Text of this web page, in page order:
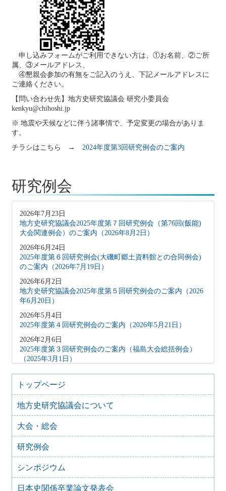
申し込みフォームがご利用できない方は、①お名前、②ご所
属、③メールアドレス、
④懇親会参加の有無をご記入のうえ、下記メールアドレスに
ご連絡ください。
【問い合わせ先】地方史研究協議会 研究小委員会
kenkyu@chihoshi.jp
※ 地震や天候などに伴う諸事情で、予定変更の場合がありま
す。
チラシはこちら → 2024年度第3回研究例会のご案内
研究例会
2026年7月23日
地方史研究協議会2025年度第７回研究例会（第76回(飯能)
大会関連例会）のご案内（2026年8月2日）
2026年6月24日
2025年度第６回研究例会(大磯町郷土資料館との合同例会)
のご案内（2026年7月19日）
2026年6月2日
地方史研究協議会2025年度第５回研究例会のご案内（2026
年6月20日）
2026年5月4日
2025年度第４回研究例会のご案内（2026年5月21日）
2026年2月6日
2025年度第３回研究例会のご案内（福島大会総括例会）
（2025年3月1日）
2025年12月5日
2025年度第２回研究例会のご案内（伊予史談会との合同例
会）（2026年１月11日）
2025年10月7日
2025年度第１回研究例会のご案内（加能地域史研究会との
合同例会）（2025年11月8日）
2025年9月3日
2024年度第8回研究例会のご案内（2025年9月27日）
2025年6月5日
20日）
トップページ
地方史研究協議会について
大会・総会
研究例会
シンポジウム
日本史関係卒業論文発表会